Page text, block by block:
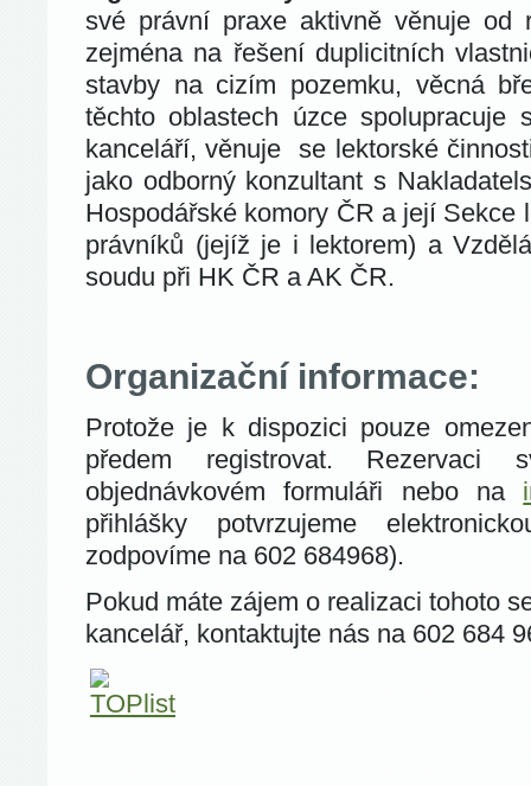
své právní praxe aktivně věnuje od
zejména na řešení duplicitních
stavby na cizím pozemku, věcná
těchto oblastech úzce spolupracuje
kanceláří, věnuje se lektorské
jako odborný konzultant s
Hospodářské komory ČR a její Sekce
právníků (jejíž je i lektorem) a
soudu při HK ČR a AK ČR.
Organizační informace:
Protože je k dispozici pouze
předem registrovat.
objednávkovém formuláři nebo na
přihlášky potvrzujeme
zodpovíme na 602 684968).
Pokud máte zájem o realizaci tohoto
kancelář, kontaktujte nás na 602 684